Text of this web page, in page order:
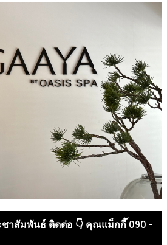
าสัมพันธ์ ติดต่อ 👇 คุณแม็กกี๊ 090 -